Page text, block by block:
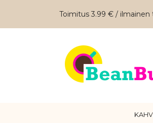
Toimitus 3.99 € /